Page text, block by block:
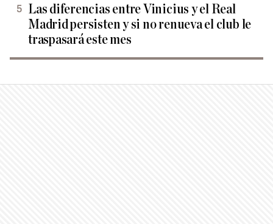
Las diferencias entre Vinicius y el Real
Madrid persisten y si no renueva el club le
traspasará este mes